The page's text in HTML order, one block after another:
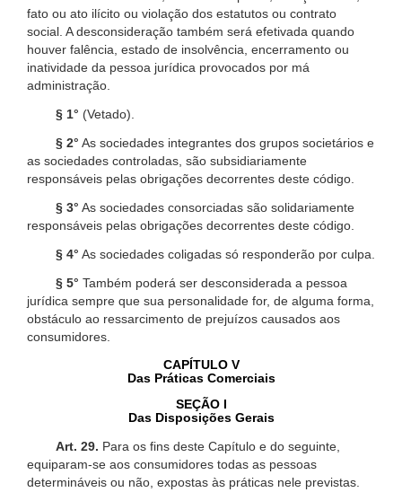
fato ou ato ilícito ou violação dos estatutos ou contrato
social. A desconsideração também será efetivada quando
houver falência, estado de insolvência, encerramento ou
inatividade da pessoa jurídica provocados por má
administração.
§ 1° (Vetado).
§ 2° As sociedades integrantes dos grupos societários e
as sociedades controladas, são subsidiariamente
responsáveis pelas obrigações decorrentes deste código.
§ 3° As sociedades consorciadas são solidariamente
responsáveis pelas obrigações decorrentes deste código.
§ 4° As sociedades coligadas só responderão por culpa.
§ 5° Também poderá ser desconsiderada a pessoa
jurídica sempre que sua personalidade for, de alguma forma,
obstáculo ao ressarcimento de prejuízos causados aos
consumidores.
CAPÍTULO V
Das Práticas Comerciais
SEÇÃO I
Das Disposições Gerais
Art. 29. Para os fins deste Capítulo e do seguinte,
equiparam-se aos consumidores todas as pessoas
determináveis ou não, expostas às práticas nele previstas.